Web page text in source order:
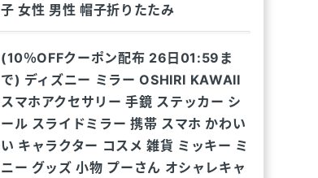
子 女性 男性 帽子折りたたみ
(10％OFFクーポン配布 26日01:59ま
で) ディズニー ミラー OSHIRI KAWAII
スマホアクセサリー 手鏡 ステッカー シ
ール スライドミラー 携帯 スマホ かわい
い キャラクター コスメ 雑貨 ミッキー ミ
ニー グッズ 小物 プーさん オシャレキャ